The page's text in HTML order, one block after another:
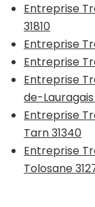
Entreprise
31810
Entreprise
Entreprise
Entreprise
de-Lauragais
Entreprise
Tarn 31340
Entreprise
Tolosane